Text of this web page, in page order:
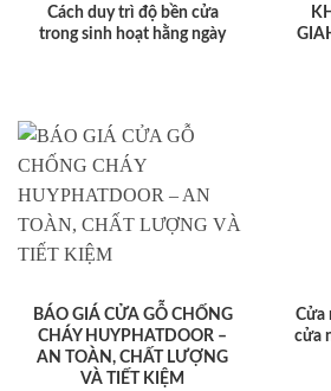
Cách duy trì độ bền cửa
trong sinh hoạt hằng ngày
BÁO GIÁ CỬA GỖ CHỐNG
CHÁY HUYPHATDOOR –
AN TOÀN, CHẤT LƯỢNG
VÀ TIẾT KIỆM
Cửa
cửa